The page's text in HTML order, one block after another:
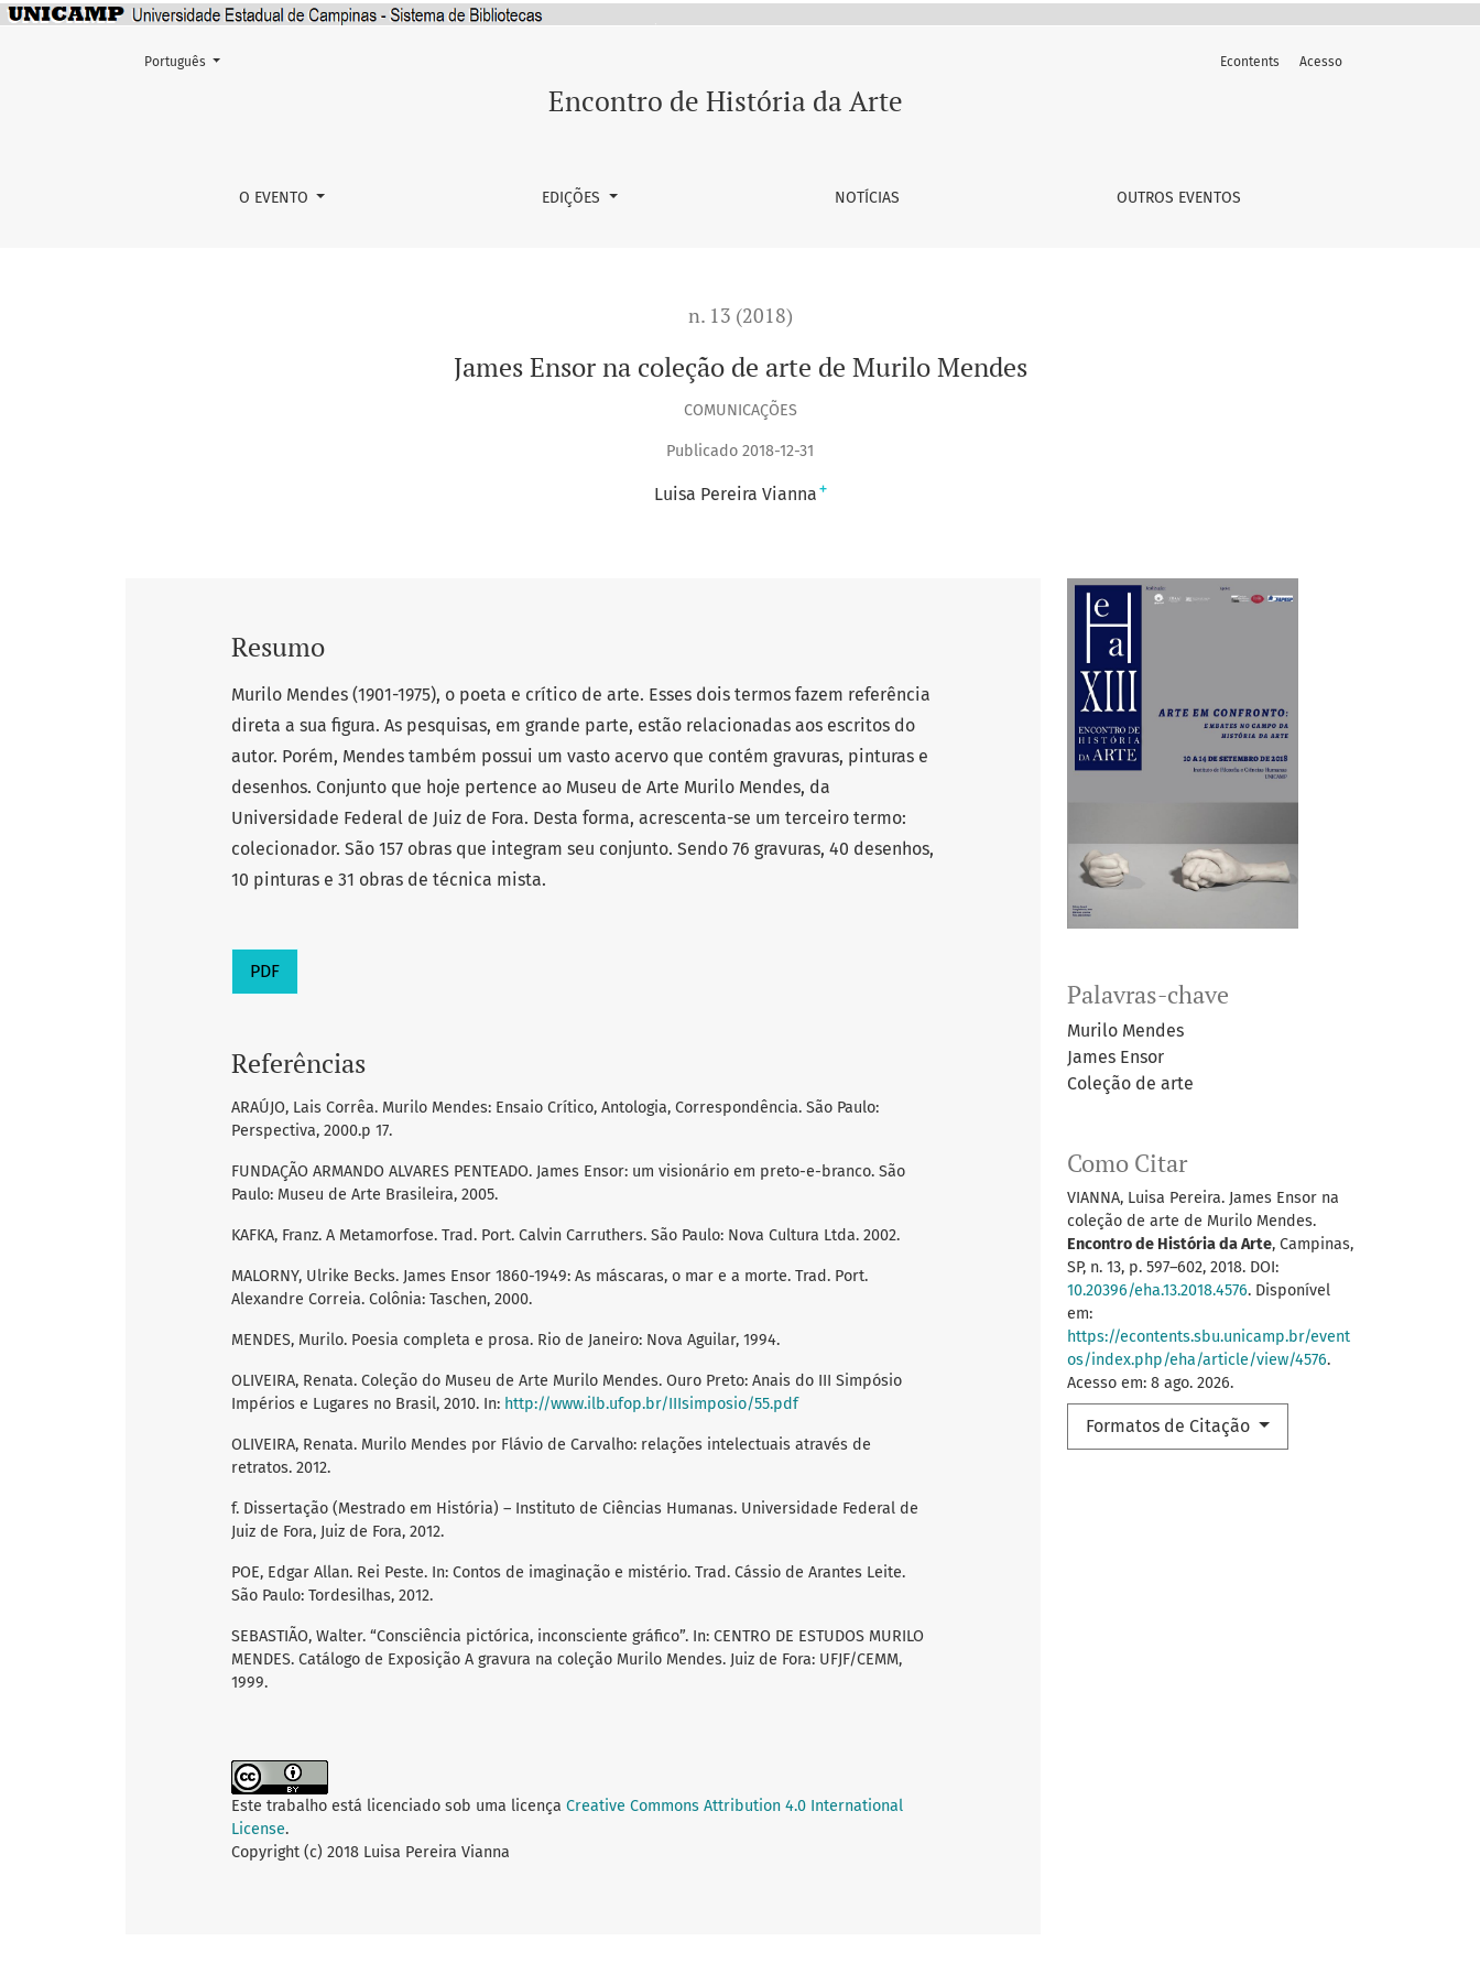
James Ensor na coleção de arte de Murilo Mendes
Encontro de História da Arte
O EVENTO EDIÇÕES NOTÍCIAS OUTROS EVENTOS
Econtents Acesso
Mudar o idioma. O atual é:
Português
n. 13 (2018)
James Ensor na coleção de arte de Murilo Mendes
COMUNICAÇÕES
Publicado 2018-12-31
Luisa Pereira Vianna +
Palavras-chave
Murilo Mendes
James Ensor
Coleção de arte
Como Citar
VIANNA, Luisa Pereira. James Ensor na
coleção de arte de Murilo Mendes.
Encontro de História da Arte, Campinas,
SP, n. 13, p. 597–602, 2018. DOI:
10.20396/eha.13.2018.4576. Disponível
em:
https://econtents.sbu.unicamp.br/event
os/index.php/eha/article/view/4576.
Acesso em: 8 ago. 2026.
Formatos de Citação
Resumo
Murilo Mendes (1901-1975), o poeta e crítico de arte. Esses dois termos fazem referência
direta a sua figura. As pesquisas, em grande parte, estão relacionadas aos escritos do
autor. Porém, Mendes também possui um vasto acervo que contém gravuras, pinturas e
desenhos. Conjunto que hoje pertence ao Museu de Arte Murilo Mendes, da
Universidade Federal de Juiz de Fora. Desta forma, acrescenta-se um terceiro termo:
colecionador. São 157 obras que integram seu conjunto. Sendo 76 gravuras, 40 desenhos,
10 pinturas e 31 obras de técnica mista.
PDF
Referências
ARAÚJO, Lais Corrêa. Murilo Mendes: Ensaio Crítico, Antologia, Correspondência. São Paulo:
Perspectiva, 2000.p 17.
FUNDAÇÃO ARMANDO ALVARES PENTEADO. James Ensor: um visionário em preto-e-branco. São
Paulo: Museu de Arte Brasileira, 2005.
KAFKA, Franz. A Metamorfose. Trad. Port. Calvin Carruthers. São Paulo: Nova Cultura Ltda. 2002.
MALORNY, Ulrike Becks. James Ensor 1860-1949: As máscaras, o mar e a morte. Trad. Port.
Alexandre Correia. Colônia: Taschen, 2000.
MENDES, Murilo. Poesia completa e prosa. Rio de Janeiro: Nova Aguilar, 1994.
OLIVEIRA, Renata. Coleção do Museu de Arte Murilo Mendes. Ouro Preto: Anais do III Simpósio
Impérios e Lugares no Brasil, 2010. In: http://www.ilb.ufop.br/IIIsimposio/55.pdf
OLIVEIRA, Renata. Murilo Mendes por Flávio de Carvalho: relações intelectuais através de
retratos. 2012.
f. Dissertação (Mestrado em História) – Instituto de Ciências Humanas. Universidade Federal de
Juiz de Fora, Juiz de Fora, 2012.
POE, Edgar Allan. Rei Peste. In: Contos de imaginação e mistério. Trad. Cássio de Arantes Leite.
São Paulo: Tordesilhas, 2012.
SEBASTIÃO, Walter. “Consciência pictórica, inconsciente gráfico”. In: CENTRO DE ESTUDOS MURILO
MENDES. Catálogo de Exposição A gravura na coleção Murilo Mendes. Juiz de Fora: UFJF/CEMM,
1999.
Este trabalho está licenciado sob uma licença Creative Commons Attribution 4.0 International
License.
Copyright (c) 2018 Luisa Pereira Vianna